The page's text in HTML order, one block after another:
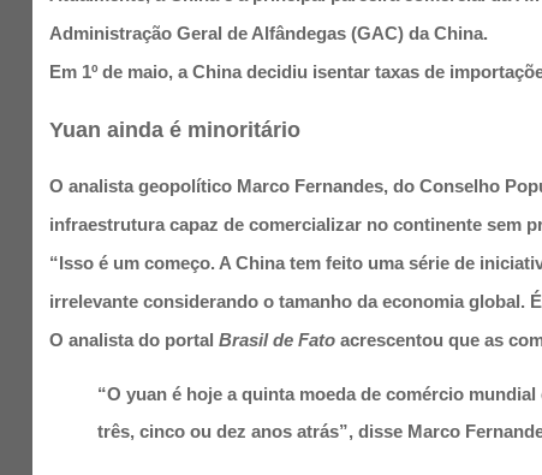
Administração Geral de Alfândegas (GAC) da China.
Em 1º de maio, a China decidiu isentar taxas de
Yuan ainda é minoritário
O analista geopolítico Marco Fernandes, do Conselho
infraestrutura capaz de comercializar no continente sem
“Isso é um começo. A China tem feito uma série de
irrelevante considerando o tamanho da economia global.
O analista do portalBrasil de Fato acrescentou que as
“O yuan é hoje a quinta moeda de comércio
três, cinco ou dez anos atrás”, disse Marco